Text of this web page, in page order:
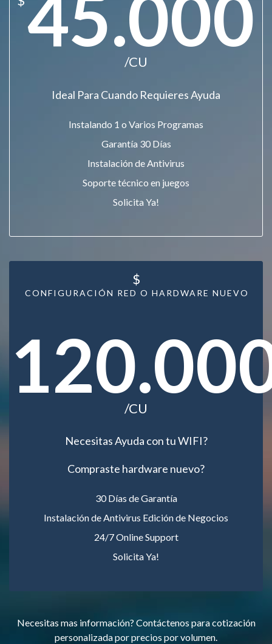
45.000
/CU
Ideal Para Cuando Requieres Ayuda
Instalando 1 o Varios Programas
Garantía 30 Días
Instalación de Antivirus
Soporte técnico en juegos
Solicita Ya!
CONFIGURACIÓN RED O HARDWARE NUEVO
$
/CU
Necesitas Ayuda con tu WIFI?
Compraste hardware nuevo?
30 Días de Garantía
Instalación de Antivirus Edición de Negocios
24/7 Online Support
Solicita Ya!
Necesitas mas información? Contáctenos para cotización
personalizada por precios por volumen.